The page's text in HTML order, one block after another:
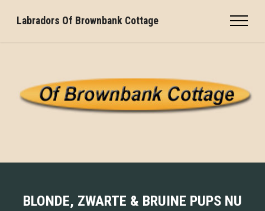
Labradors Of Brownbank Cottage
BLONDE, ZWARTE & BRUINE PUPS NU